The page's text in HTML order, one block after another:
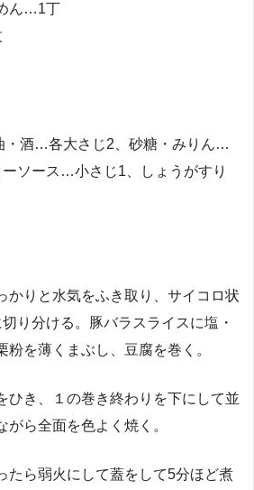
ん…1丁
・酒…各大さじ2、砂糖・みりん…
ソース…小さじ1、しょうがすり
かりと水気をふき取り、サイコロ状
り分ける。豚バラスライスに塩・
粉を薄くまぶし、豆腐を巻く。
ひき、１の巻き終わりを下にして並
ら全面を色よく焼く。
たら弱火にして蓋をして5分ほど煮